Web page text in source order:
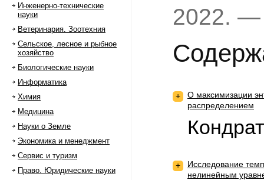
Инженерно-технические
науки
Ветеринария. Зоотехния
Сельское, лесное и рыбное
хозяйство
Биологические науки
Информатика
Химия
Медицина
Науки о Земле
Экономика и менеджмент
Сервис и туризм
Право. Юридические науки
2022. —
+
О максимизации
распределением
+
Исследование
нелинейным